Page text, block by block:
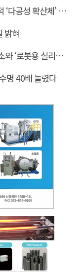
KETI, 그린수소 생산 고효율 대면적 ‘다공성 확산체’ 개발
밝혀
KCC실리콘, 서울대 로보틱스연구소와 ‘로봇용 실리콘 소재’ 기술교류
명 40배 늘렸다